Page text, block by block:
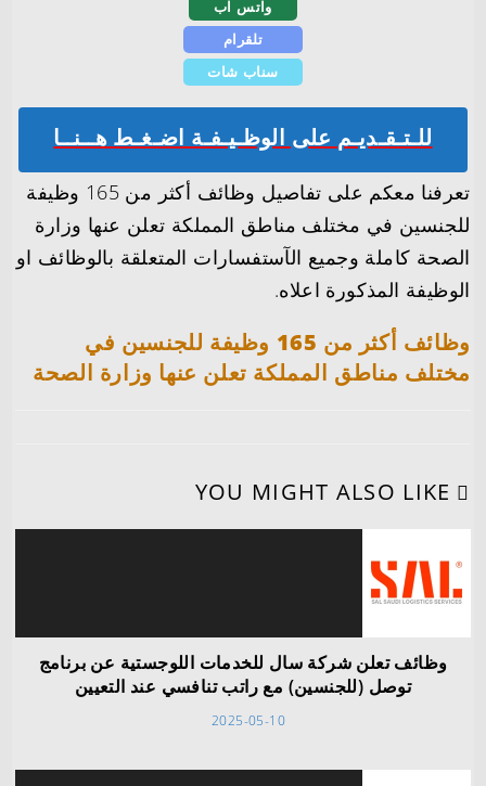
واتس اب
تلقرام
سناب شات
للـتـقـديـم على الوظـيـفـة اضـغـط هــنــا
تعرفنا معكم على تفاصيل وظائف أكثر من 165 وظيفة
للجنسين في مختلف مناطق المملكة تعلن عنها وزارة
الصحة كاملة وجميع الآستفسارات المتعلقة بالوظائف او
الوظيفة المذكورة اعلاه.
وظائف أكثر من 165 وظيفة للجنسين في
مختلف مناطق المملكة تعلن عنها وزارة الصحة
YOU MIGHT ALSO LIKE
وظائف تعلن شركة سال للخدمات اللوجستية عن برنامج
توصل (للجنسين) مع راتب تنافسي عند التعيين
2025-05-10